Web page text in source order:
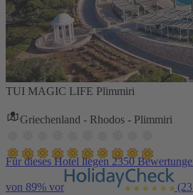
TUI MAGIC LIFE Plimmiri
Griechenland - Rhodos - Plimmiri
Für dieses Hotel liegen 2350
von 89% vor